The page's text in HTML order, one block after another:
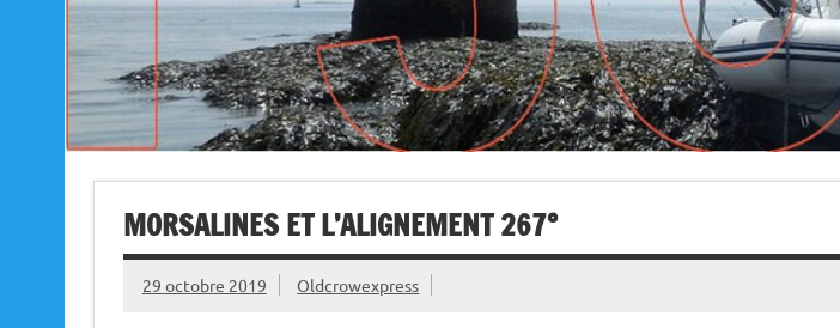
MORSALINES ET L’ALIGNEMENT 267°
29 octobre 2019 Oldcrowexpress